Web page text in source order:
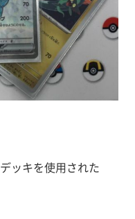
デッキを使用された